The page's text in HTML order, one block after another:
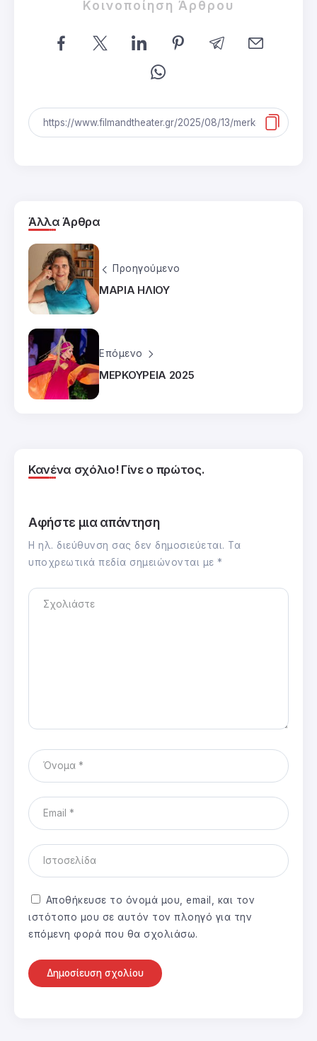
Κοινοποίηση Άρθρου
Άλλα Άρθρα
Προηγούμενο
ΜΑΡΙΑ ΗΛΙΟΥ
Επόμενο
ΜΕΡΚΟΥΡΕΙΑ 2025
Κανένα σχόλιο! Γίνε ο πρώτος.
Αφήστε μια απάντηση
Η ηλ. διεύθυνση σας δεν δημοσιεύεται. Τα
υποχρεωτικά πεδία σημειώνονται με *
Αποθήκευσε το όνομά μου, email, και τον
ιστότοπο μου σε αυτόν τον πλοηγό για την
επόμενη φορά που θα σχολιάσω.